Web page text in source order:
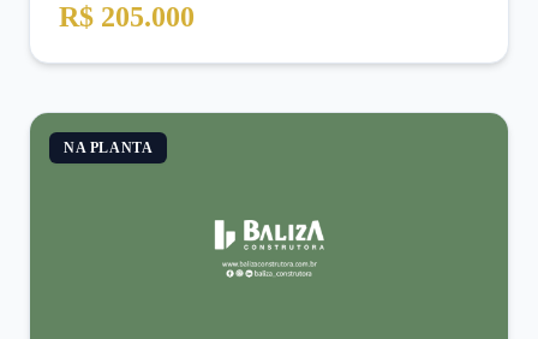
R$ 205.000
NA PLANTA